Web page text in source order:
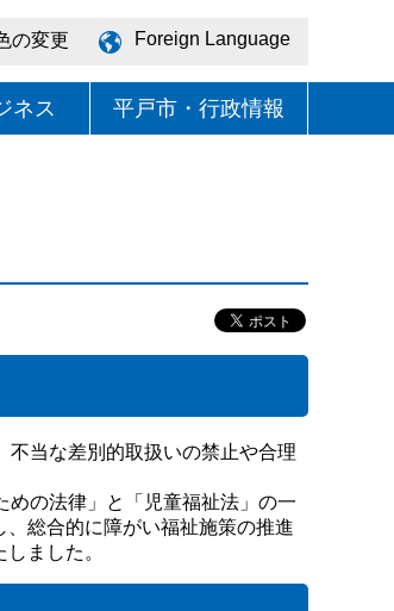
の変更 Foreign Language
ネス 平戸市・行政情報
当な差別的取扱いの禁止や合理
の法律」と「児童福祉法」の一
総合的に障がい福祉施策の推進
ました。